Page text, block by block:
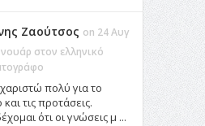
Ζαούτσος on 24 Αυγ
στον ελληνικό
πολύ για το
και τις προτάσεις.
ότι οι γνώσεις μ ...